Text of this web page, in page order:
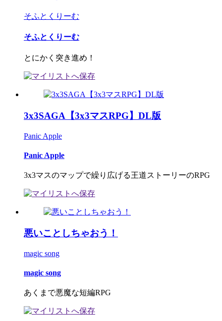
そふとくりーむ
そふとくりーむ
とにかく突き進め！
3x3SAGA【3x3マスRPG】DL版
Panic Apple
Panic Apple
3x3マスのマップで繰り広げる王道ストーリーのRPG
悪いことしちゃおう！
magic song
magic song
あくまで悪魔な短編RPG